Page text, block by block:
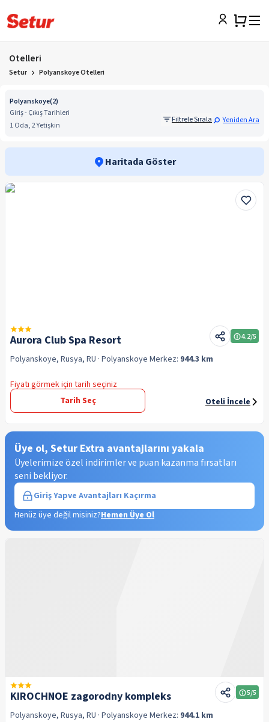
Otelleri
Setur Polyanskoye Otelleri
Polyanskoye(2)
Giriş - Çıkış Tarihleri
1 Oda, 2 Yetişkin
Filtrele Sırala Yeniden Ara
Haritada Göster
Aurora Club Spa Resort 4.2/5
Polyanskoye, Rusya, RU · Polyanskoye Merkez: 944.3 km
Fiyatı görmek için tarih seçiniz
Tarih Seç
Oteli İncele
Üye ol, Setur Extra avantajlarını yakala
Üyelerimize özel indirimler ve puan kazanma fırsatları
seni bekliyor.
Giriş Yapve Avantajları Kaçırma
Henüz üye değil misiniz?Hemen Üye Ol
KIROCHNOE zagorodny kompleks 5/5
Polyanskoye, Rusya, RU · Polyanskoye Merkez: 944.1 km